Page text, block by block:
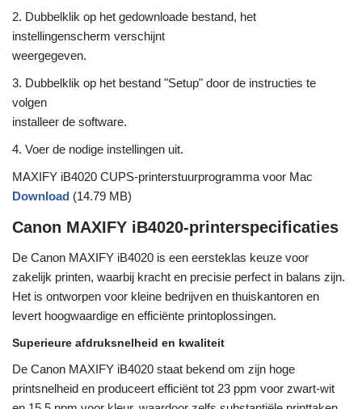
2. Dubbelklik op het gedownloade bestand, het
instellingenscherm verschijnt
weergegeven.
3. Dubbelklik op het bestand "Setup" door de instructies te
volgen
installeer de software.
4. Voer de nodige instellingen uit.
MAXIFY iB4020 CUPS-printerstuurprogramma voor Mac
Download (14.79 MB)
Canon MAXIFY iB4020-printerspecificaties
De Canon MAXIFY iB4020 is een eersteklas keuze voor
zakelijk printen, waarbij kracht en precisie perfect in balans zijn.
Het is ontworpen voor kleine bedrijven en thuiskantoren en
levert hoogwaardige en efficiënte printoplossingen.
Superieure afdruksnelheid en kwaliteit
De Canon MAXIFY iB4020 staat bekend om zijn hoge
printsnelheid en produceert efficiënt tot 23 ppm voor zwart-wit